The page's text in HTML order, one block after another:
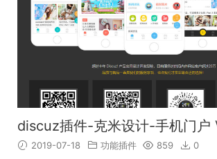
discuz插件-克米设计-手机门户
2019-07-18 功能插件 859 0